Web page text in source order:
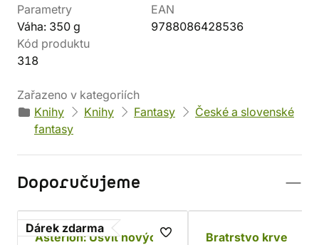
Parametry
Váha: 350 g
EAN
9788086428536
Kód produktu
318
Zařazeno v kategoriích
Knihy
Knihy Fantasy
České a slovenské
fantasy
Doporučujeme
Dárek zdarma
Asterion: Úsvit nových
Bratrstvo krve